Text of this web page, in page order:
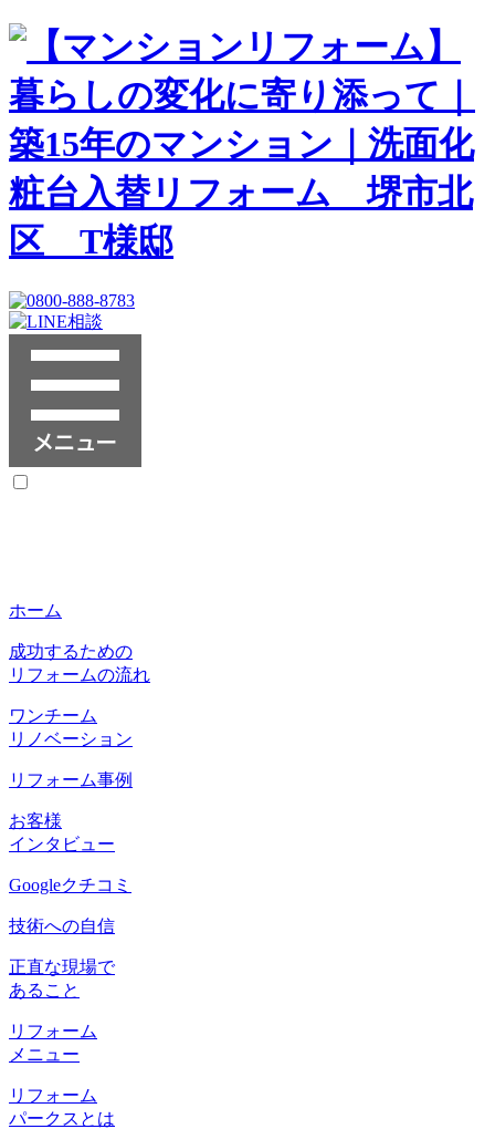
ホーム
成功するための
リフォームの流れ
ワンチーム
リノベーション
リフォーム事例
お客様
インタビュー
Googleクチコミ
技術への自信
正直な現場で
あること
リフォーム
メニュー
リフォーム
パークスとは